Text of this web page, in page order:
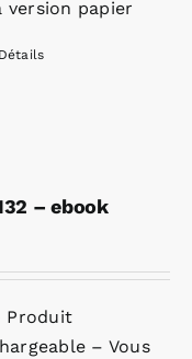
version papier
Détails
– ebook
Produit
– Vous